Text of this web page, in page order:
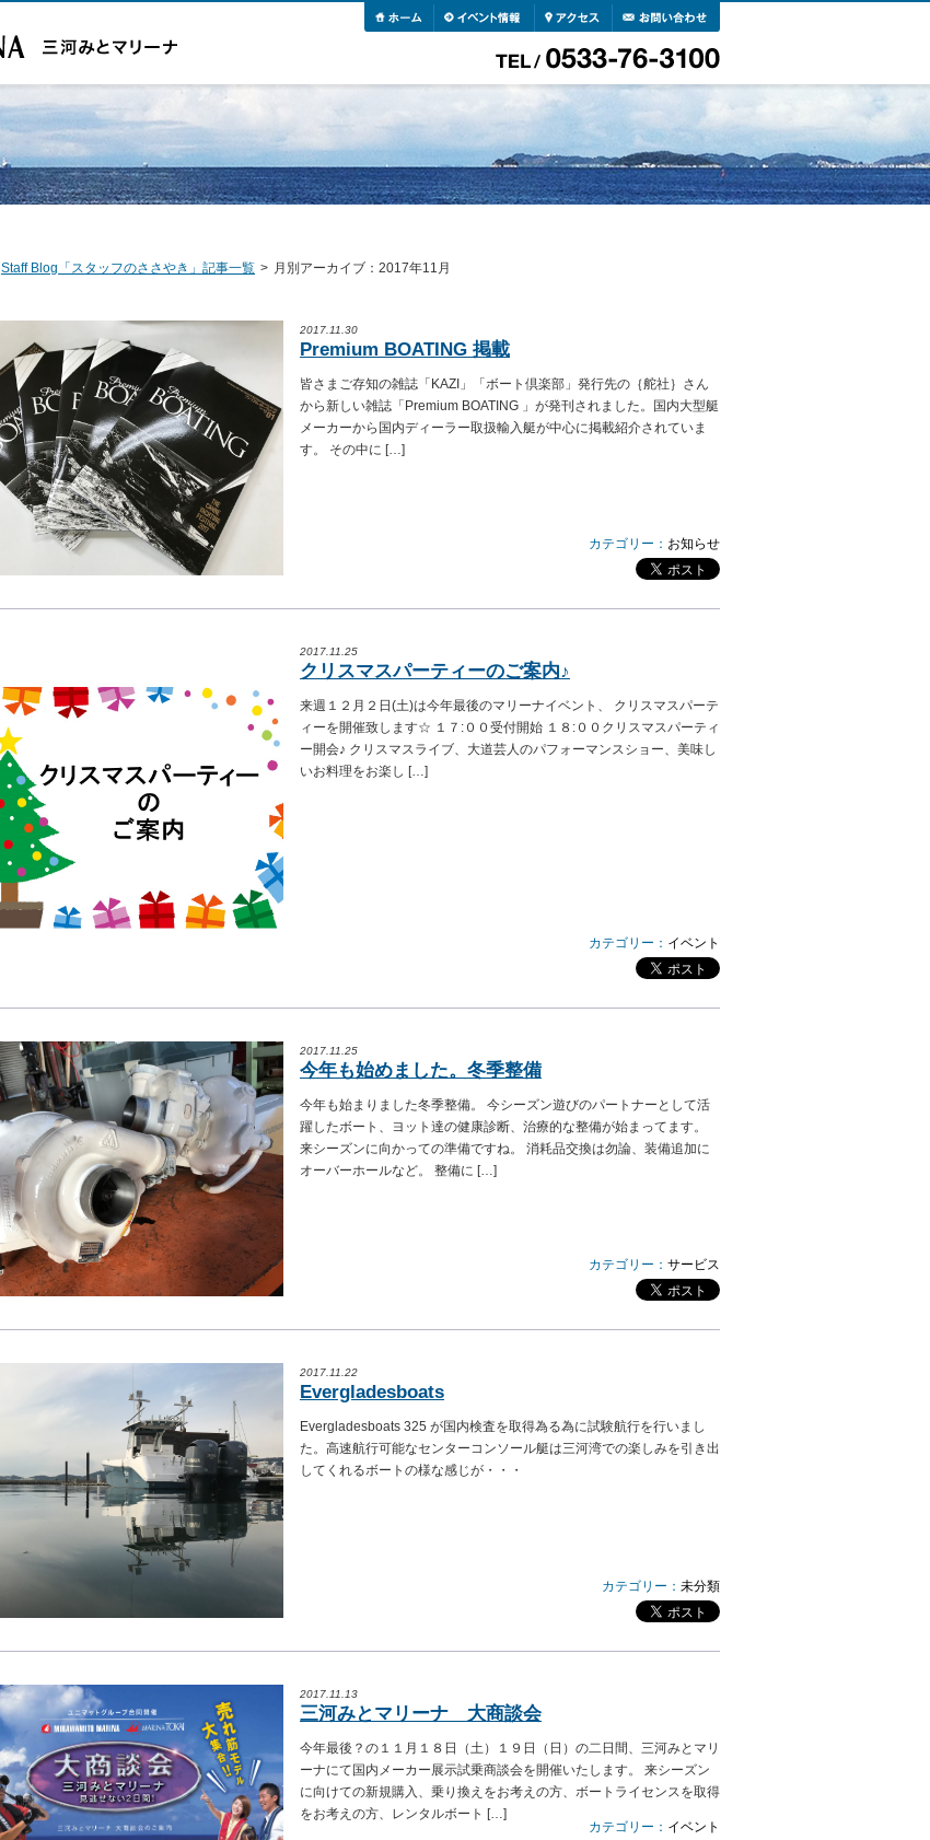
Staff Blog「スタッフのささやき」記事一覧 > 月別アーカイブ：2017年11月
2017.11.30
Premium BOATING 掲載
皆さまご存知の雑誌「KAZI」「ボート倶楽部」発行先の｛舵社｝さん
から新しい雑誌「Premium BOATING 」が発刊されました。国内大型艇
メーカーから国内ディーラー取扱輸入艇が中心に掲載紹介されていま
す。 その中に […]
カテゴリー： お知らせ
2017.11.25
クリスマスパーティーのご案内♪
来週１２月２日(土)は今年最後のマリーナイベント、 クリスマスパーテ
ィーを開催致します☆ １７:００受付開始 １８:００クリスマスパーティ
ー開会♪ クリスマスライブ、大道芸人のパフォーマンスショー、美味し
いお料理をお楽し […]
カテゴリー： イベント
2017.11.25
今年も始めました。冬季整備
今年も始まりました冬季整備。 今シーズン遊びのパートナーとして活
躍したボート、ヨット達の健康診断、治療的な整備が始まってます。
来シーズンに向かっての準備ですね。 消耗品交換は勿論、装備追加に
オーバーホールなど。 整備に […]
カテゴリー： サービス
2017.11.22
Evergladesboats
Evergladesboats 325 が国内検査を取得為る為に試験航行を行いまし
た。高速航行可能なセンターコンソール艇は三河湾での楽しみを引き出
してくれるボートの様な感じが・・・
カテゴリー： 未分類
2017.11.13
三河みとマリーナ 大商談会
今年最後？の１１月１８日（土）１９日（日）の二日間、三河みとマリ
ーナにて国内メーカー展示試乗商談会を開催いたします。 来シーズン
に向けての新規購入、乗り換えをお考えの方、ボートライセンスを取得
をお考えの方、レンタルボート […]
カテゴリー： イベント